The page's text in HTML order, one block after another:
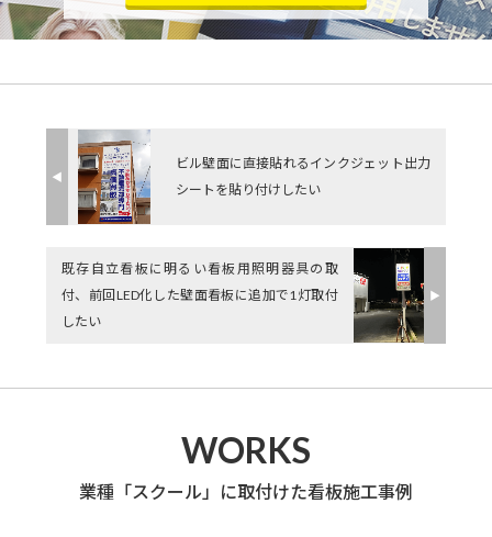
◀︎
ビル壁面に直接貼れるインクジェット出力
シートを貼り付けしたい
既存自立看板に明るい看板用照明器具の取
付、前回LED化した壁面看板に追加で1灯取付
したい
▶︎
WORKS
業種「スクール」に取付けた看板施工事例